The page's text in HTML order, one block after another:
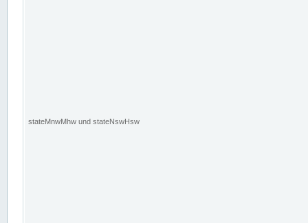
stateMnwMhw und stateNswHsw